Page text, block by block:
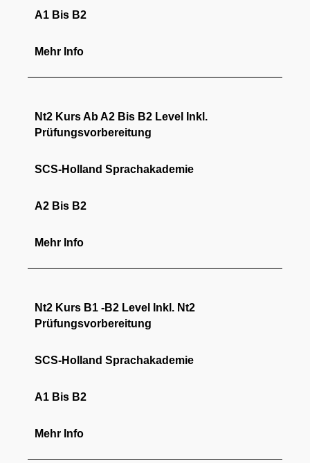
A1 Bis B2
Mehr Info
Nt2 Kurs Ab A2 Bis B2 Level Inkl.
Prüfungsvorbereitung
SCS-Holland Sprachakademie
A2 Bis B2
Mehr Info
Nt2 Kurs B1 -B2 Level Inkl. Nt2
Prüfungsvorbereitung
SCS-Holland Sprachakademie
A1 Bis B2
Mehr Info